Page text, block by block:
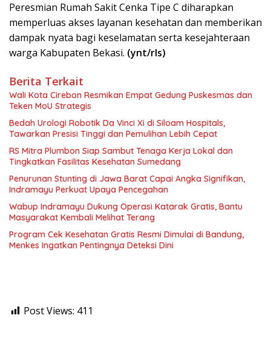
Peresmian Rumah Sakit Cenka Tipe C diharapkan
memperluas akses layanan kesehatan dan memberikan
dampak nyata bagi keselamatan serta kesejahteraan
warga Kabupaten Bekasi. (ynt/rls)
Berita Terkait
Wali Kota Cirebon Resmikan Empat Gedung Puskesmas dan
Teken MoU Strategis
Bedah Urologi Robotik Da Vinci Xi di Siloam Hospitals,
Tawarkan Presisi Tinggi dan Pemulihan Lebih Cepat
RS Mitra Plumbon Siap Sambut Tenaga Kerja Lokal dan
Tingkatkan Fasilitas Kesehatan Sumedang
Penurunan Stunting di Jawa Barat Capai Angka Signifikan,
Indramayu Perkuat Upaya Pencegahan
Wabup Indramayu Dukung Operasi Katarak Gratis, Bantu
Masyarakat Kembali Melihat Terang
Program Cek Kesehatan Gratis Resmi Dimulai di Bandung,
Menkes Ingatkan Pentingnya Deteksi Dini
Post Views: 411